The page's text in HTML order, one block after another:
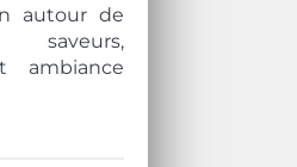
autour de
saveurs,
ambiance